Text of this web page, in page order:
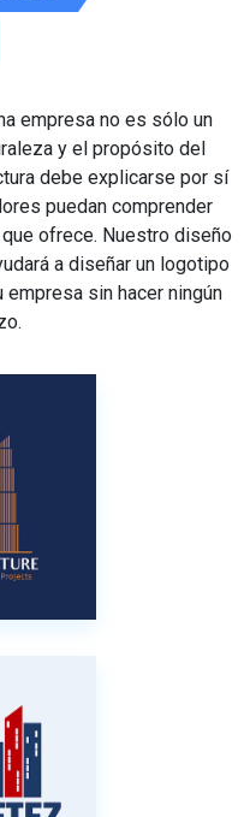
empresa no es sólo un
y el propósito del
debe explicarse por sí
puedan comprender
ofrece. Nuestro diseño
a diseñar un logotipo
sin hacer ningún